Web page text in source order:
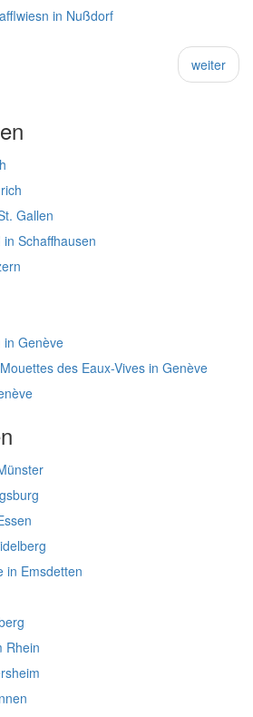
in Nußdorf
weiter
Gallen
Schaffhausen
in Genève
des Eaux-Vives in Genève
in Emsdetten
Rhein